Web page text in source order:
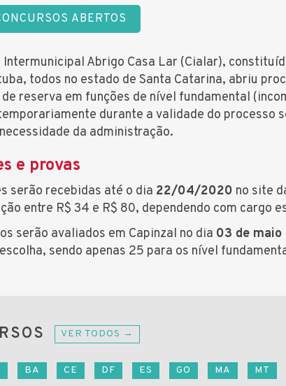
ABERTOS
Intermunicipal Abrigo Casa Lar (Cialar),
todos no estado de Santa Catarina, abriu
reserva em funções de nível fundamental
durante a validade do processo
da administração.
e provas
serão recebidas até o dia 22/04/2020 no site
entre R$ 34 e R$ 80, dependendo com cargo
serão avaliados em Capinzal no dia 03 de
sendo apenas 25 para os nível
VER TODOS →
BA CE DF ES GO MA MT